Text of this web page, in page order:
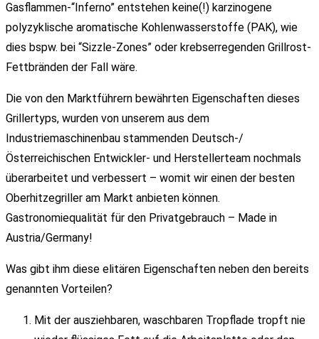
Gasflammen-“Inferno” entstehen keine(!) karzinogene
polyzyklische aromatische Kohlenwasserstoffe (PAK), wie
dies bspw. bei “Sizzle-Zones” oder krebserregenden Grillrost-
Fettbränden der Fall wäre.
Die von den Marktführern bewährten Eigenschaften dieses
Grillertyps, wurden von unserem aus dem
Industriemaschinenbau stammenden Deutsch-/
Österreichischen Entwickler- und Herstellerteam nochmals
überarbeitet und verbessert – womit wir einen der besten
Oberhitzegriller am Markt anbieten können.
Gastronomiequalität für den Privatgebrauch – Made in
Austria/Germany!
Was gibt ihm diese elitären Eigenschaften neben den bereits
genannten Vorteilen?
Mit der ausziehbaren, waschbaren Tropflade tropft nie